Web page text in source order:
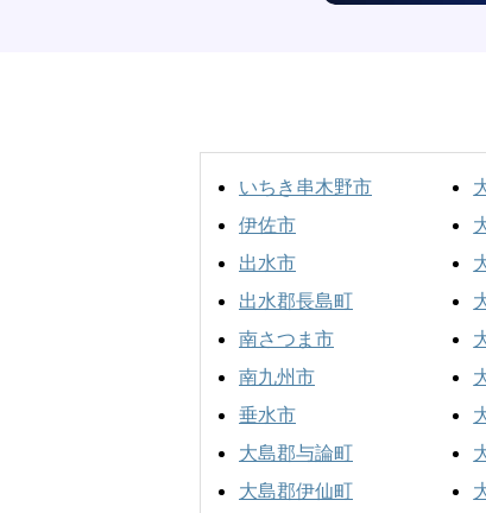
いちき串木野市
伊佐市
出水市
出水郡長島町
南さつま市
南九州市
垂水市
大島郡与論町
大島郡伊仙町